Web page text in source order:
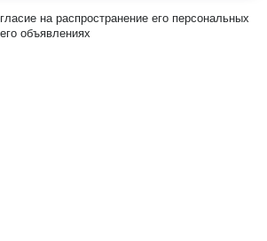
на распространение его персональных
объявлениях